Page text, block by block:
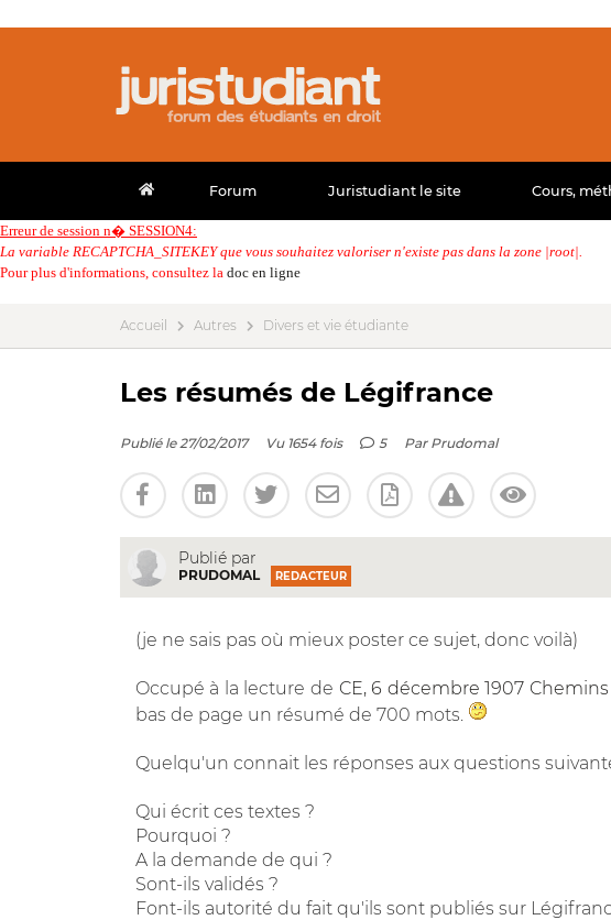
Forum Juristudiant le site Cours,
Erreur de session n� SESSION4:
La variable RECAPTCHA_SITEKEY que vous souhaitez valoriser n'existe pas dans la zone |root|.
Pour plus d'informations, consultez la doc en ligne
Accueil Autres Divers et vie étudiante
Les résumés de Légifrance
Publié le 27/02/2017 Vu 1654 fois 5 Par Prudomal
Publié par
PRUDOMAL REDACTEUR
(je ne sais pas où mieux poster ce sujet, donc voilà)
Occupé à la lecture de CE, 6 décembre 1907
bas de page un résumé de 700 mots.
Quelqu'un connait les réponses aux questions
Qui écrit ces textes ?
Pourquoi ?
A la demande de qui ?
Sont-ils validés ?
Font-ils autorité du fait qu'ils sont publiés sur